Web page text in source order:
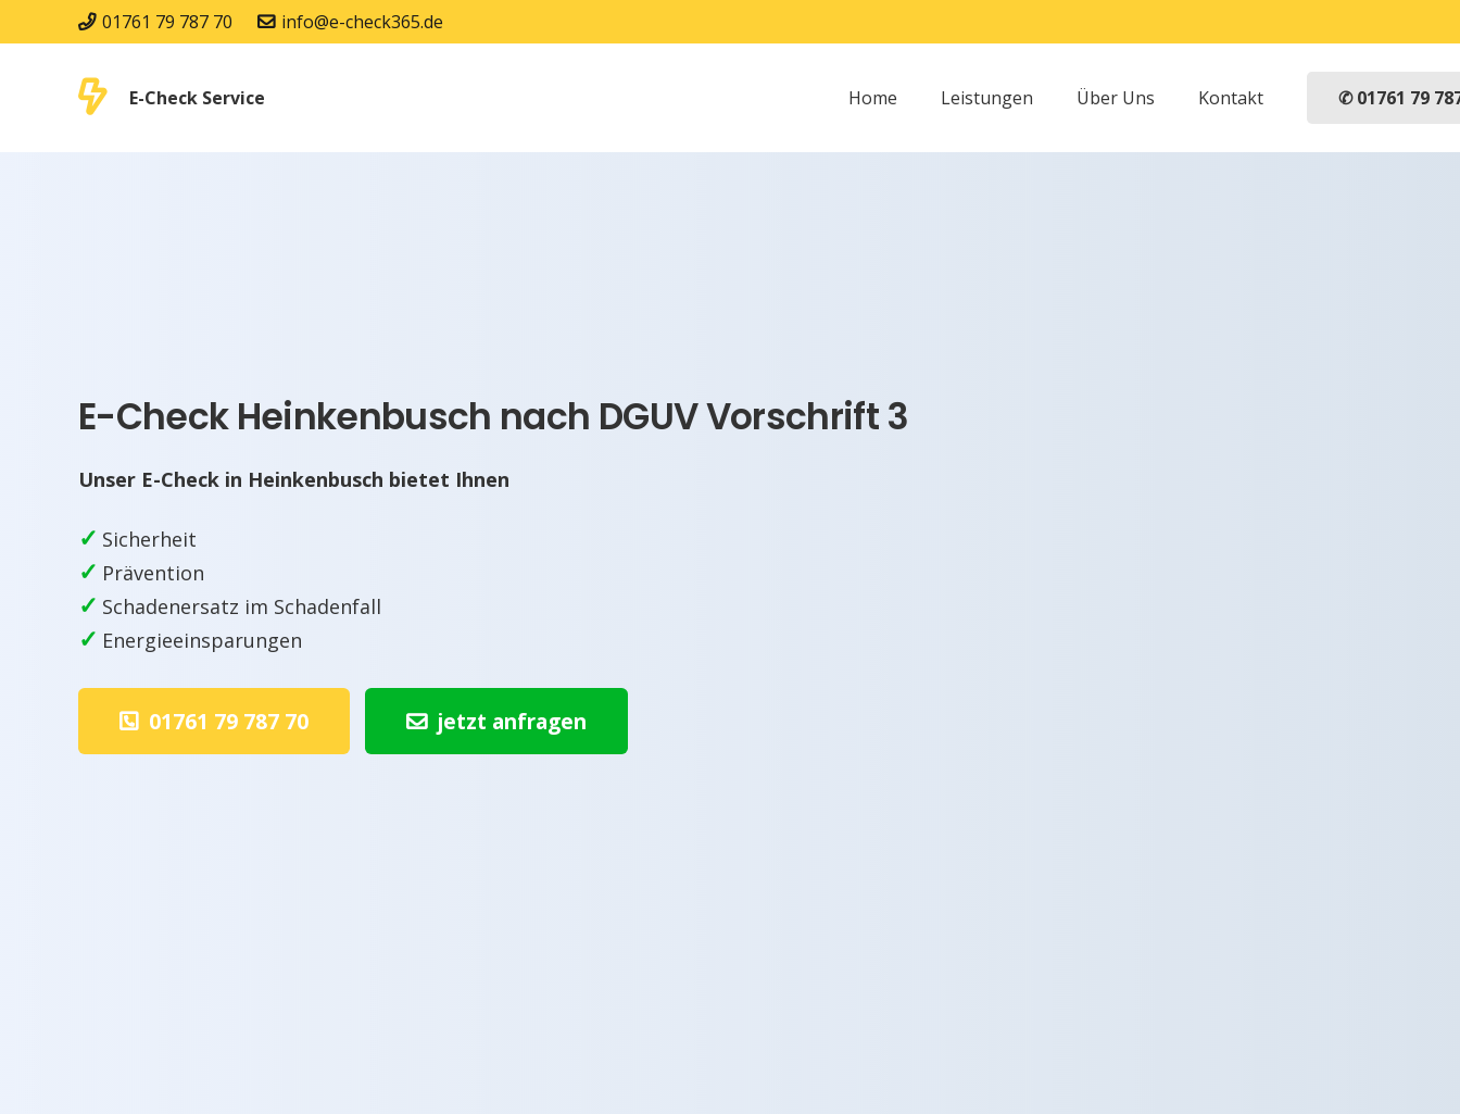
01761 79 787 70 info@e-check365.de
E-Check Service Home Leistungen Über Uns Kontakt ✆ 01761 79
E-Check Heinkenbusch nach DGUV Vorschrift 3
Unser E-Check in Heinkenbusch bietet Ihnen
✓ Sicherheit
✓ Prävention
✓ Schadenersatz im Schadenfall
✓ Energieeinsparungen
01761 79 787 70 jetzt anfragen